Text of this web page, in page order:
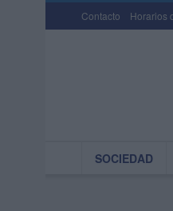
Contacto Horarios
SOCIEDAD